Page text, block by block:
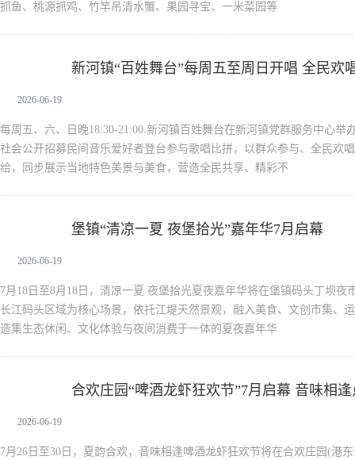
抓鱼、桃源抓鸡、竹竿吊清水蟹、果园寻宝、一米菜园等
新河镇“百姓舞台”每周五至周日开唱 全民欢
2026-06-19
每周五、六、日晚18:30-21:00.新河镇百姓舞台在新河镇党群服务中心举
社会公开招募民间音乐爱好者登台参与歌唱比拼，以群众参与、全民欢
给，同步展示当地特色美景与美食，营造全民共享、精彩不
堡镇“清凉一夏 夜堡拾光”嘉年华7月启幕
2026-06-19
7月18日至8月18日，清凉一夏 夜堡拾光夏夜嘉年华将在堡镇码头丁坝夜
长江码头区域为核心场景，依托江堤天然景观，融入美食、文创市集、
造集生态休闲、文化体验与夜间消费于一体的夏夜嘉年华
合欢庄园“啤酒龙虾狂欢节”7月启幕 音味相
2026-06-19
7月26日至30日，夏韵合欢，音味相逢啤酒龙虾狂欢节将在合欢庄园(港